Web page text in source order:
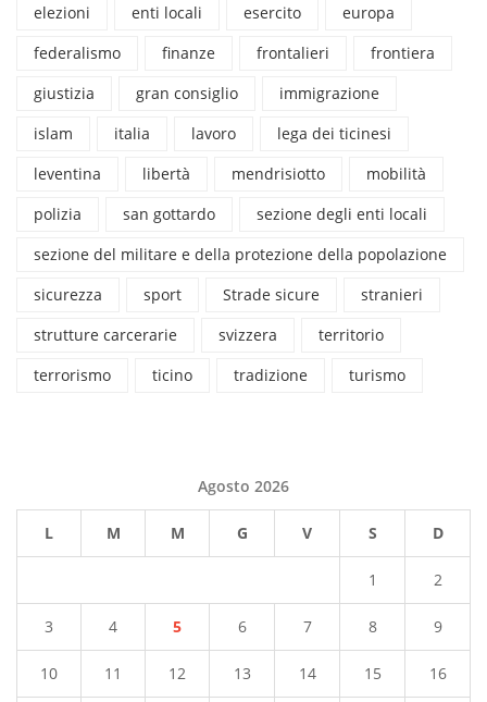
elezioni
enti locali esercito
europa
federalismo
finanze frontalieri
frontiera
giustizia
gran consiglio
immigrazione
islam
italia lavoro
lega dei ticinesi
leventina
libertà mendrisiotto
mobilità
polizia
san gottardo
sezione degli enti locali
sezione del militare e della protezione della popolazione
sicurezza
sport Strade sicure
stranieri
strutture carcerarie
svizzera
territorio
terrorismo
ticino tradizione turismo
Agosto 2026
L M M G V S D
1 2
3 4 5 6 7 8 9
10 11 12 13 14 15 16